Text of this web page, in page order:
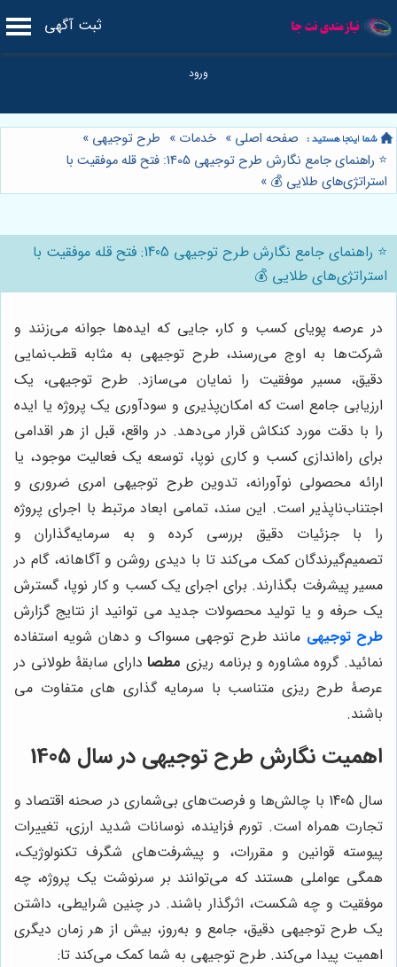
ثبت آگهی
صفحه اصلی » خدمات » طرح توجیهی »
⭐️ راهنمای جامع نگارش طرح توجیهی 1405: فتح قله موفقیت با
استراتژی‌های طلایی 💰 »
⭐️ راهنمای جامع نگارش طرح توجیهی 1405: فتح قله موفقیت با
استراتژی‌های طلایی 💰
در عرصه پویای کسب و کار، جایی که ایده‌ها جوانه می‌زنند و
شرکت‌ها به اوج می‌رسند، طرح توجیهی به مثابه قطب‌نمایی
دقیق، مسیر موفقیت را نمایان می‌سازد. طرح توجیهی، یک
ارزیابی جامع است که امکان‌پذیری و سودآوری یک پروژه یا ایده
را با دقت مورد کنکاش قرار می‌دهد. در واقع، قبل از هر اقدامی
برای راه‌اندازی کسب و کاری نوپا، توسعه یک فعالیت موجود، یا
ارائه محصولی نوآورانه، تدوین طرح توجیهی امری ضروری و
اجتناب‌ناپذیر است. این سند، تمامی ابعاد مرتبط با اجرای پروژه
را با جزئیات دقیق بررسی کرده و به سرمایه‌گذاران و
تصمیم‌گیرندگان کمک می‌کند تا با دیدی روشن و آگاهانه، گام در
مسیر پیشرفت بگذارند. برای اجرای یک کسب و کار نوپا، گسترش
یک حرفه و یا تولید محصولات جدید می توانید از نتایج گزارش
طرح توجیهی مانند طرح توجهی مسواک و دهان شویه استفاده
نمائید. گروه مشاوره و برنامه ریزی مطصادارای سابقۀ طولانی در
عرصۀ طرح ریزی متناسب با سرمایه گذاری های متفاوت می
باشند.
اهمیت نگارش طرح توجیهی در سال 1405
سال 1405 با چالش‌ها و فرصت‌های بی‌شماری در صحنه اقتصاد و
تجارت همراه است. تورم فزاینده، نوسانات شدید ارزی، تغییرات
پیوسته قوانین و مقررات، و پیشرفت‌های شگرف تکنولوژیک،
همگی عواملی هستند که می‌توانند بر سرنوشت یک پروژه، چه
موفقیت و چه شکست، اثرگذار باشند. در چنین شرایطی، داشتن
یک طرح توجیهی دقیق، جامع و به‌روز، بیش از هر زمان دیگری
اهمیت پیدا می‌کند. طرح توجیهی به شما کمک می‌کند تا: